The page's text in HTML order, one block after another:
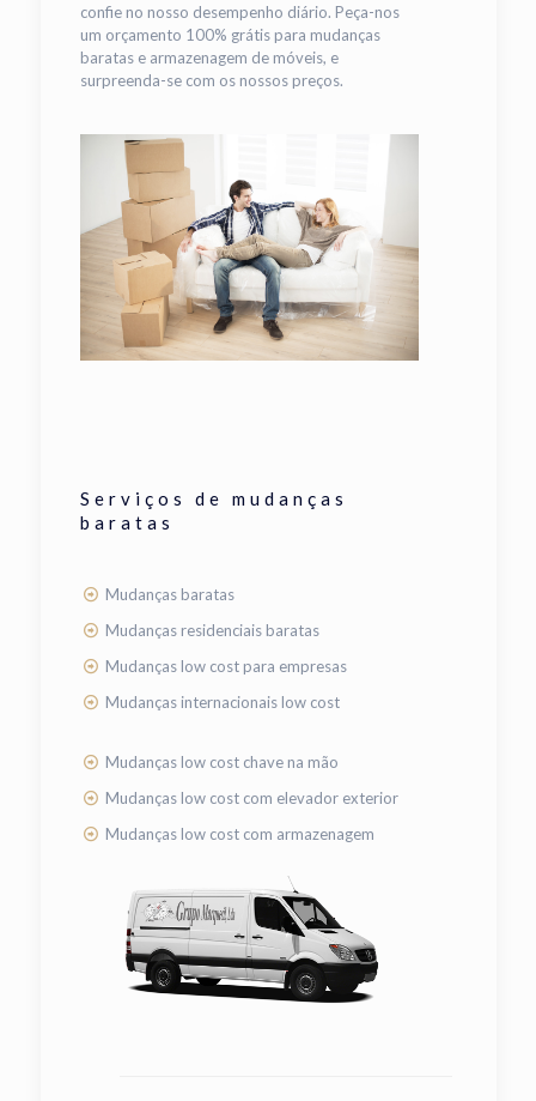
confie no nosso desempenho diário. Peça-nos
um orçamento 100% grátis para mudanças
baratas e armazenagem de móveis, e
surpreenda-se com os nossos preços.
Serviços de mudanças
baratas
Mudanças baratas
Mudanças residenciais baratas
Mudanças low cost para empresas
Mudanças internacionais low cost
Mudanças low cost chave na mão
Mudanças low cost com elevador exterior
Mudanças low cost com armazenagem